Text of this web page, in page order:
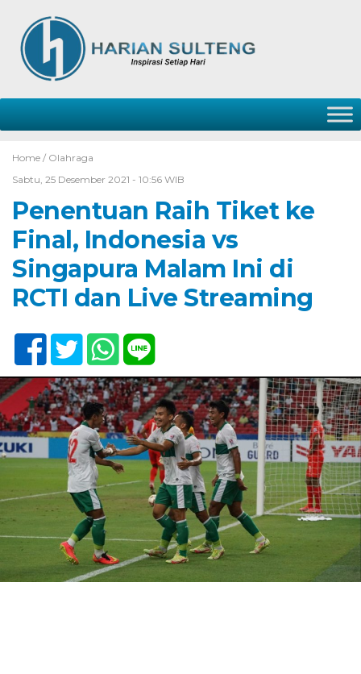
Home / Olahraga
Sabtu, 25 Desember 2021 - 10:56 WIB
Penentuan Raih Tiket ke
Final, Indonesia vs
Singapura Malam Ini di
RCTI dan Live Streaming